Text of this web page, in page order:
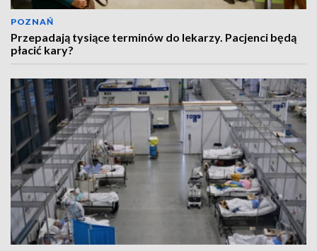
POZNAŃ
Przepadają tysiące terminów do lekarzy. Pacjenci będą
płacić kary?